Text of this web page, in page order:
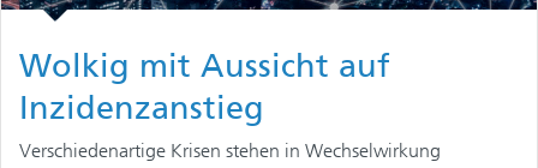
Wolkig mit Aussicht auf
Inzidenzanstieg
Verschiedenartige Krisen stehen in Wechselwirkung